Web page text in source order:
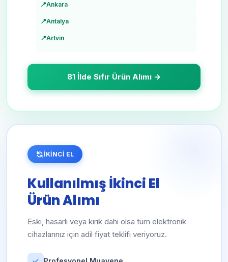
📍Ankara
📍Antalya
📍Artvin
📍Bilecik
📍Burdur
📍Çanakkale
📍Çankırı
📍Çorum
📍Diyarbakır
81 İlde Sıfır Ürün Alımı →
İKİNCİ EL
Kullanılmış İkinci El
Ürün Alımı
Eski, hasarlı veya kırık dahi olsa tüm elektronik
cihazlarınız için adil fiyat teklifi veriyoruz.